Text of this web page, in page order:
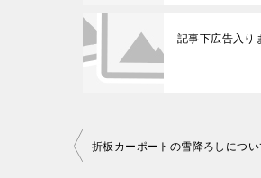
記事下広告入り
折板カーポートの雪降ろしについ